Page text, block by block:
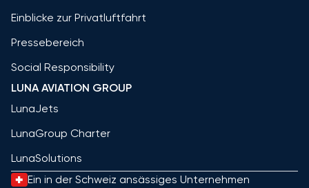
Einblicke zur Privatluftfahrt
Pressebereich
Social Responsibility
LUNA AVIATION GROUP
LunaJets
LunaGroup Charter
LunaSolutions
Ein in der Schweiz ansässiges Unternehmen